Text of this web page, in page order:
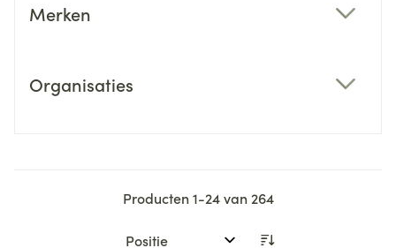
Merken
Organisaties
Producten1-24van 264